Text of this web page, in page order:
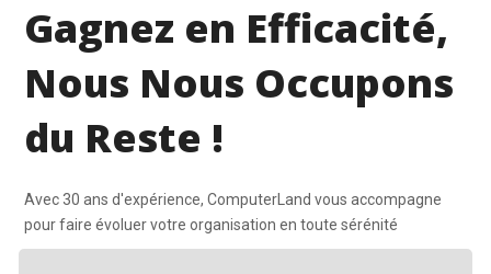
Gagnez en Efficacité,
Nous Nous Occupons
du Reste !
Avec 30 ans d'expérience, ComputerLand vous accompagne
pour faire évoluer votre organisation en toute sérénité